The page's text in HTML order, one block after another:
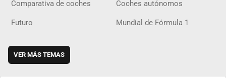
Comparativa de coches Coches autónomos
Futuro Mundial de Fórmula 1
VER MÁS TEMAS